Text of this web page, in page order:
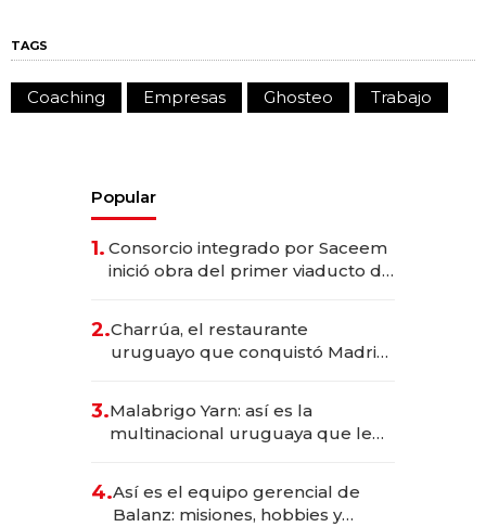
TAGS
Coaching Empresas Ghosteo Trabajo
Popular
1. Consorcio integrado por Saceem
inició obra del primer viaducto de
millones
2.Charrúa, el restaurante
uruguayo que conquistó Madrid:
anticipación y prepara apertura
3.Malabrigo Yarn: así es la
multinacional uruguaya que le
4.Así es el equipo gerencial de
Balanz: misiones, hobbies y